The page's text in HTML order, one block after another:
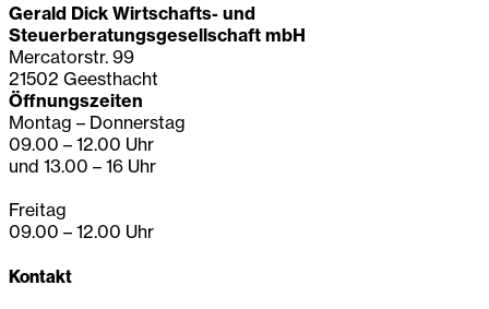
Gerald Dick Wirtschafts- und
Steuerberatungsgesellschaft mbH
Mercatorstr. 99
21502 Geesthacht
Öffnungszeiten
Montag – Donnerstag
09.00 – 12.00 Uhr
und 13.00 – 16 Uhr
Freitag
09.00 – 12.00 Uhr
Kontakt